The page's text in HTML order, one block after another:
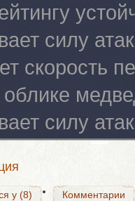
силу
скорость
силу
у (8) Комментарии
у (8) Комментарии